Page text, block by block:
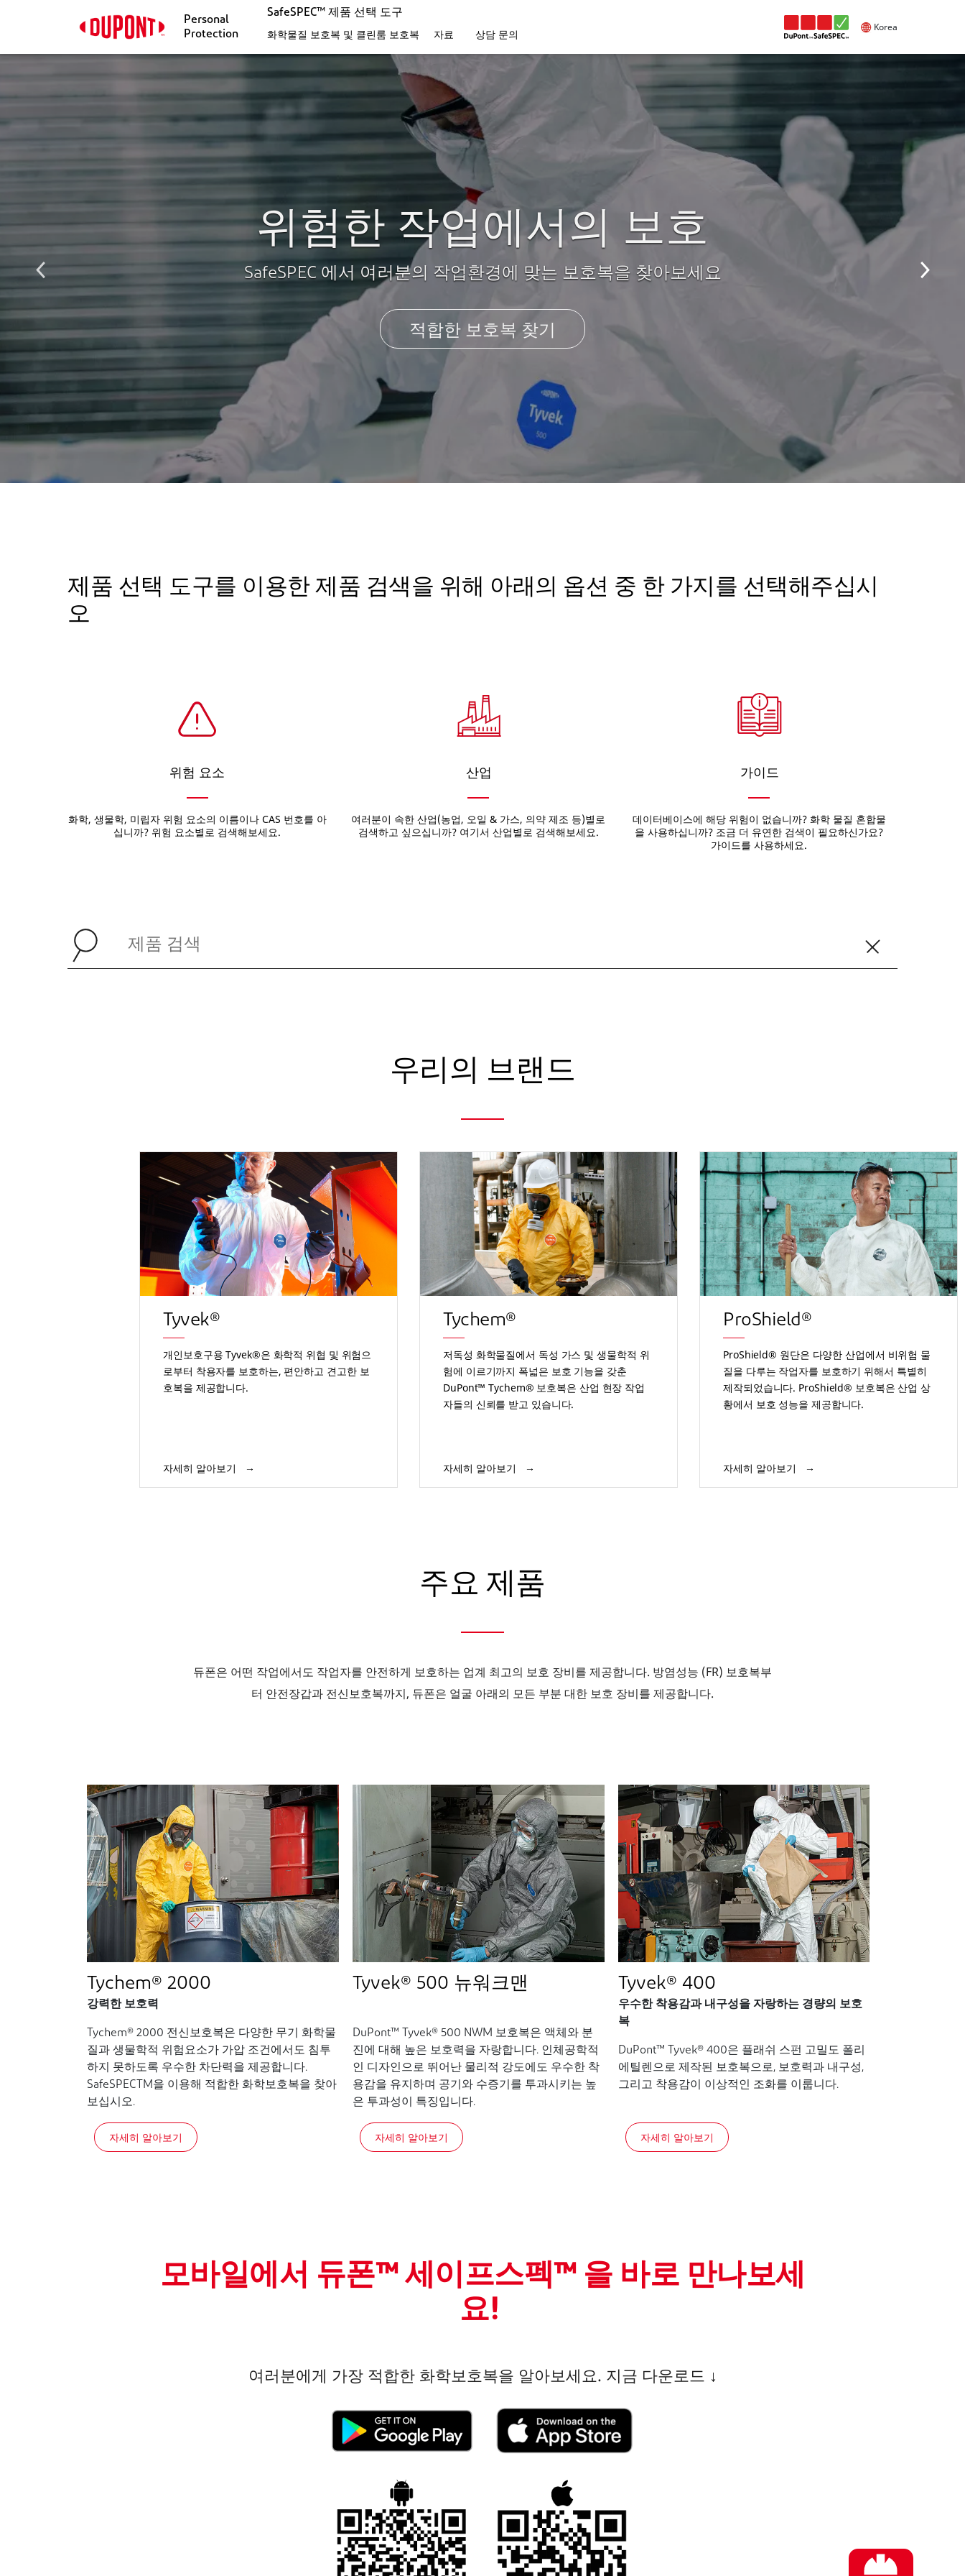
Korea
Personal
Protection
SafeSPEC™ 제품 선택 도구
화학물질 보호복 및 클린룸 보호복 자료 상담 문의
위험한 작업에서의 보호
SafeSPEC 에서 여러분의 작업환경에 맞는 보호복을 찾아보세요
적합한 보호복 찾기
제품 선택 도구를 이용한 제품 검색을 위해 아래의 옵션 중 한 가지를 선택해주십시
오
위험 요소
화학, 생물학, 미립자 위험 요소의 이름이나 CAS 번호를 아
십니까? 위험 요소별로 검색해보세요.
산업
여러분이 속한 산업(농업, 오일 & 가스, 의약 제조 등)별로
검색하고 싶으십니까? 여기서 산업별로 검색해보세요.
가이드
데이터베이스에 해당 위험이 없습니까? 화학 물질 혼합물
을 사용하십니까? 조금 더 유연한 검색이 필요하신가요?
가이드를 사용하세요.
우리의 브랜드
Tyvek®
개인보호구용 Tyvek®은 화학적 위협 및 위험으
로부터 착용자를 보호하는, 편안하고 견고한 보
호복을 제공합니다.
자세히 알아보기
Tychem®
저독성 화학물질에서 독성 가스 및 생물학적 위
험에 이르기까지 폭넓은 보호 기능을 갖춘
DuPont™ Tychem® 보호복은 산업 현장 작업
자들의 신뢰를 받고 있습니다.
자세히 알아보기
ProShield®
ProShield® 원단은 다양한 산업에서 비위험 물
질을 다루는 작업자를 보호하기 위해서 특별히
제작되었습니다. ProShield® 보호복은 산업 상
황에서 보호 성능을 제공합니다.
자세히 알아보기
주요 제품
듀폰은 어떤 작업에서도 작업자를 안전하게 보호하는 업계 최고의 보호 장비를 제공합니다. 방염성능 (FR) 보호복부
터 안전장갑과 전신보호복까지, 듀폰은 얼굴 아래의 모든 부분 대한 보호 장비를 제공합니다.
Tychem® 2000
강력한 보호력
Tychem® 2000 전신보호복은 다양한 무기 화학물
질과 생물학적 위험요소가 가압 조건에서도 침투
하지 못하도록 우수한 차단력을 제공합니다.
SafeSPECTM을 이용해 적합한 화학보호복을 찾아
보십시오.
자세히 알아보기
Tyvek® 500 뉴워크맨
DuPont™ Tyvek® 500 NWM 보호복은 액체와 분
진에 대해 높은 보호력을 자랑합니다. 인체공학적
인 디자인으로 뛰어난 물리적 강도에도 우수한 착
용감을 유지하며 공기와 수증기를 투과시키는 높
은 투과성이 특징입니다.
자세히 알아보기
Tyvek® 400
우수한 착용감과 내구성을 자랑하는 경량의 보호
복
DuPont™ Tyvek® 400은 플래쉬 스펀 고밀도 폴리
에틸렌으로 제작된 보호복으로, 보호력과 내구성,
그리고 착용감이 이상적인 조화를 이룹니다.
자세히 알아보기
모바일에서 듀폰™ 세이프스펙™ 을 바로 만나보세
요!
여러분에게 가장 적합한 화학보호복을 알아보세요. 지금 다운로드 ↓